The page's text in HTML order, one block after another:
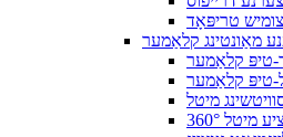
צומיש טריפּאָד
מאַונטינג קלאַמער
טיפּ קלאַמער
טיפּ קלאַמער
מיטל
מיטל